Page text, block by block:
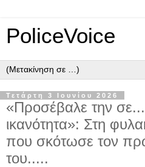
PoliceVoice
Τετάρτη 3 Ιουνίου 2026
«Προσέβαλε την
ικανότητα»: Στη
που σκότωσε τον
του.....